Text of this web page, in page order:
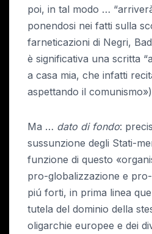
poi, in tal modo …
ponendosi nei fatti sulla
farneticazioni di Negri,
è significativa una scritta
a casa mia, che infatti
aspettando il
Ma … dato di fondo:
sussunzione degli Stati-
funzione di questo
pro-globalizzazione e
piú forti, in prima linea
tutela del dominio della
oligarchie europee e dei